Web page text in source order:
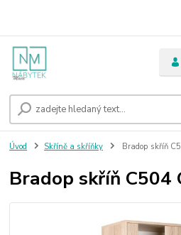
Úvod Skříně a skříňky Bradop skříň
Bradop skříň C504